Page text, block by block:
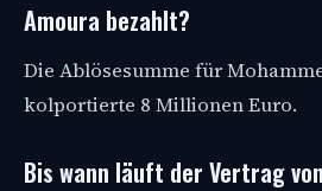
Amoura bezahlt?
Die Ablösesumme für
kolportierte 8 Millionen Euro.
Bis wann läuft der Vertrag